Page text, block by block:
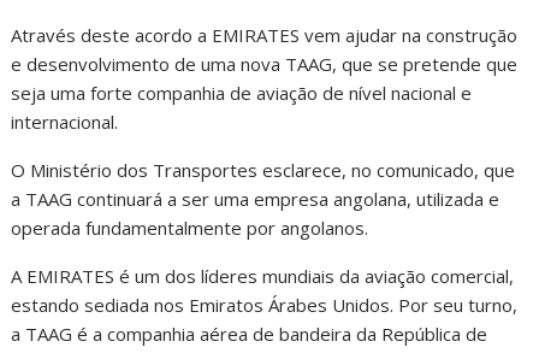
Através deste acordo a EMIRATES vem ajudar na construção
e desenvolvimento de uma nova TAAG, que se pretende que
seja uma forte companhia de aviação de nível nacional e
internacional.
O Ministério dos Transportes esclarece, no comunicado, que
a TAAG continuará a ser uma empresa angolana, utilizada e
operada fundamentalmente por angolanos.
A EMIRATES é um dos líderes mundiais da aviação comercial,
estando sediada nos Emiratos Árabes Unidos. Por seu turno,
a TAAG é a companhia aérea de bandeira da República de